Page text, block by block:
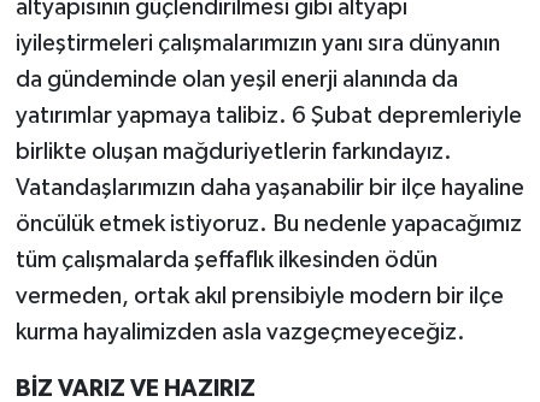
altyapısının güçlendirilmesi gibi altyapı
iyileştirmeleri çalışmalarımızın yanı sıra dünyanın
da gündeminde olan yeşil enerji alanında da
yatırımlar yapmaya talibiz. 6 Şubat depremleriyle
birlikte oluşan mağduriyetlerin farkındayız.
Vatandaşlarımızın daha yaşanabilir bir ilçe hayaline
öncülük etmek istiyoruz. Bu nedenle yapacağımız
tüm çalışmalarda şeffaflık ilkesinden ödün
vermeden, ortak akıl prensibiyle modern bir ilçe
kurma hayalimizden asla vazgeçmeyeceğiz.
BİZ VARIZ VE HAZIRIZ